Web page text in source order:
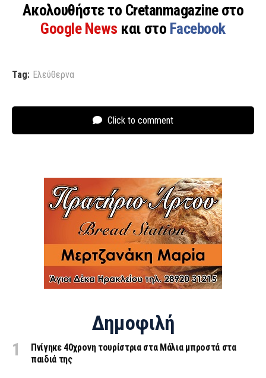
Ακολουθήστε το Cretanmagazine στο
Google News και στο Facebook
Tag: Ελεύθερνα
Click to comment
Δημοφιλή
Πνίγηκε 40χρονη τουρίστρια στα Μάλια μπροστά στα
παιδιά της